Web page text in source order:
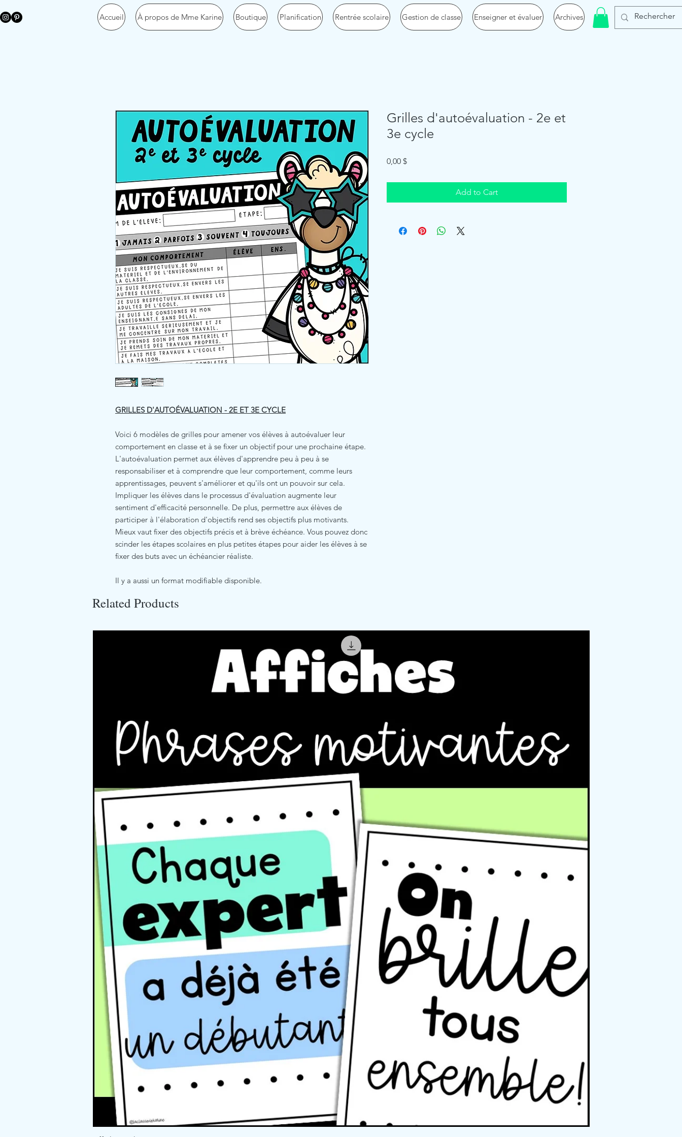
Accueil À propos de Mme Karine Boutique Planification Rentrée scolaire Gestion de classe Enseigner et évaluer Archives
GRILLES D'AUTOÉVALUATION - 2E ET 3E CYCLE
Voici 6 modèles de grilles pour amener vos élèves à autoévaluer leur
comportement en classe et à se fixer un objectif pour une prochaine étape.
L'autoévaluation permet aux élèves d'apprendre peu à peu à se
responsabiliser et à comprendre que leur comportement, comme leurs
apprentissages, peuvent s'améliorer et qu'ils ont un pouvoir sur cela.
Impliquer les élèves dans le processus d'évaluation augmente leur
sentiment d'efficacité personnelle. De plus, permettre aux élèves de
participer à l'élaboration d'objectifs rend ses objectifs plus motivants.
Mieux vaut fixer des objectifs précis et à brève échéance. Vous pouvez donc
scinder les étapes scolaires en plus petites étapes pour aider les élèves à se
fixer des buts avec un échéancier réaliste.
Il y a aussi un format modifiable disponible.
Grilles d'autoévaluation - 2e et
3e cycle
0,00 $Price
Add to Cart
Related Products